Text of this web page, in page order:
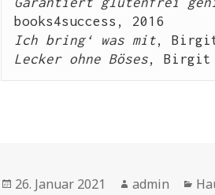
Ich bring‘ was mit
Lecker ohne Böses, Birgit
Veröffentlicht
26. Januar 2021 Autor
admin